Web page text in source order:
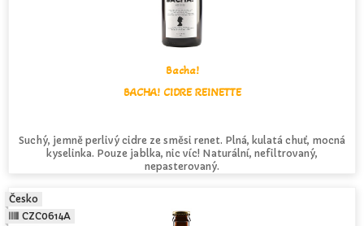
Bacha!
BACHA! CIDRE REINETTE
Suchý, jemně perlivý cidre ze směsi renet. Plná, kulatá chuť, mocná
kyselinka. Pouze jablka, nic víc! Naturální, nefiltrovaný,
nepasterovaný.
Česko
CZC0614A